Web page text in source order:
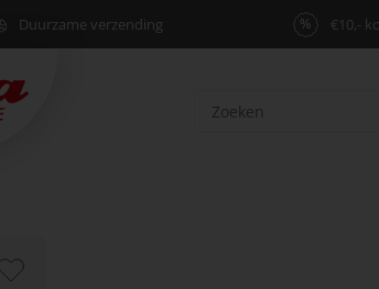
Duurzame verzending % €10,-